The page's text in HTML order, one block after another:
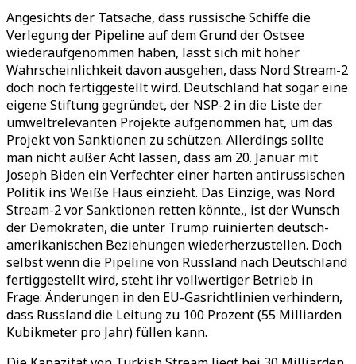
Angesichts der Tatsache, dass russische Schiffe die
Verlegung der Pipeline auf dem Grund der Ostsee
wiederaufgenommen haben, lässt sich mit hoher
Wahrscheinlichkeit davon ausgehen, dass Nord Stream-2
doch noch fertiggestellt wird. Deutschland hat sogar eine
eigene Stiftung gegründet, der NSP-2 in die Liste der
umweltrelevanten Projekte aufgenommen hat, um das
Projekt von Sanktionen zu schützen. Allerdings sollte
man nicht außer Acht lassen, dass am 20. Januar mit
Joseph Biden ein Verfechter einer harten antirussischen
Politik ins Weiße Haus einzieht. Das Einzige, was Nord
Stream-2 vor Sanktionen retten könnte,, ist der Wunsch
der Demokraten, die unter Trump ruinierten deutsch-
amerikanischen Beziehungen wiederherzustellen. Doch
selbst wenn die Pipeline von Russland nach Deutschland
fertiggestellt wird, steht ihr vollwertiger Betrieb in
Frage: Änderungen in den EU-Gasrichtlinien verhindern,
dass Russland die Leitung zu 100 Prozent (55 Milliarden
Kubikmeter pro Jahr) füllen kann.